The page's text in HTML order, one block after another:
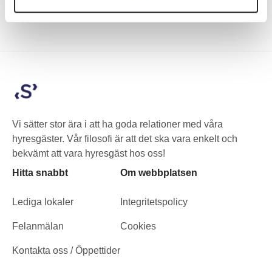
Vi sätter stor ära i att ha goda relationer med våra
hyresgäster. Vår filosofi är att det ska vara enkelt och
bekvämt att vara hyresgäst hos oss!
Hitta snabbt
Lediga lokaler
Felanmälan
Kontakta oss / Öppettider
Om webbplatsen
Integritetspolicy
Cookies